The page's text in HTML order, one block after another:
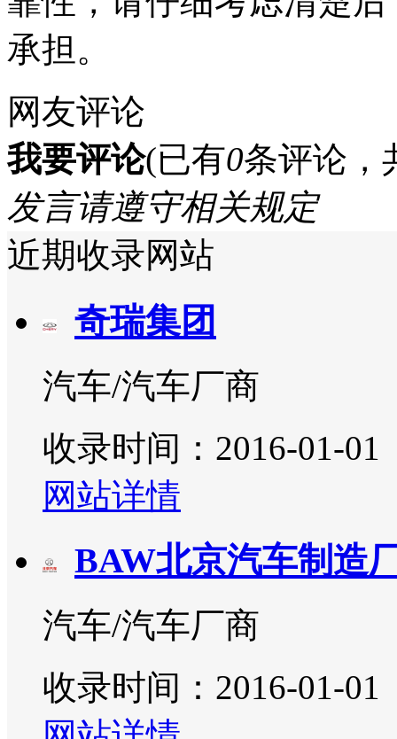
承担。
网友评论
我要评论(已有0条评论，
发言请遵守相关规定
近期收录网站
奇瑞集团
汽车/汽车厂商
收录时间：2016-01-01
网站详情
BAW北京汽车制造
汽车/汽车厂商
收录时间：2016-01-01